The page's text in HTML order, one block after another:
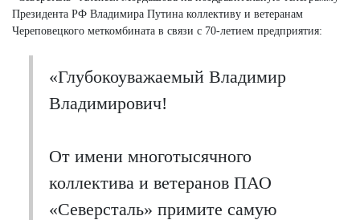
Президента РФ Владимира Путина коллективу и ветеранам
Череповецкого меткомбината в связи с 70-летием предприятия:
«Глубокоуважаемый Владимир
Владимирович!
От имени многотысячного
коллектива и ветеранов ПАО
«Северсталь» примите самую